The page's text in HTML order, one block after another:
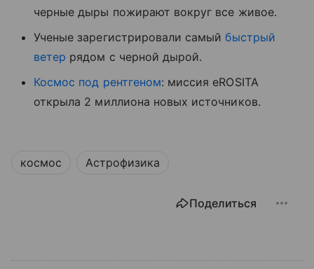
черные дыры пожирают вокруг все живое.
Ученые зарегистрировали самыйбыстрый
ветер рядом с черной дырой.
Космос под рентгеном: миссия eROSITA
открыла 2 миллиона новых источников.
космос Астрофизика
Поделиться